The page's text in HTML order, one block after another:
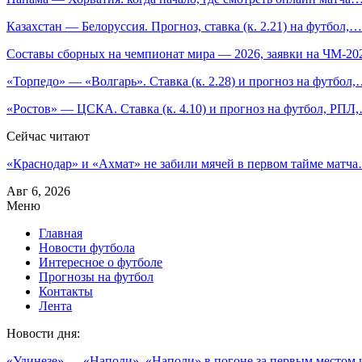
Казахстан — Белоруссия. Прогноз, ставка (к. 2.21) на футбол,…
Составы сборных на чемпионат мира — 2026, заявки на ЧМ-
«Торпедо» — «Волгарь». Ставка (к. 2.28) и прогноз на
«Ростов» — ЦСКА. Ставка (к. 4.10) и прогноз на футбол,
Сейчас читают
«Краснодар» и «Ахмат» не забили мячей в первом тайме
Авг 6, 2026
Меню
Главная
Новости футбола
Интересное о футболе
Прогнозы на футбол
Контакты
Лента
Новости дня: